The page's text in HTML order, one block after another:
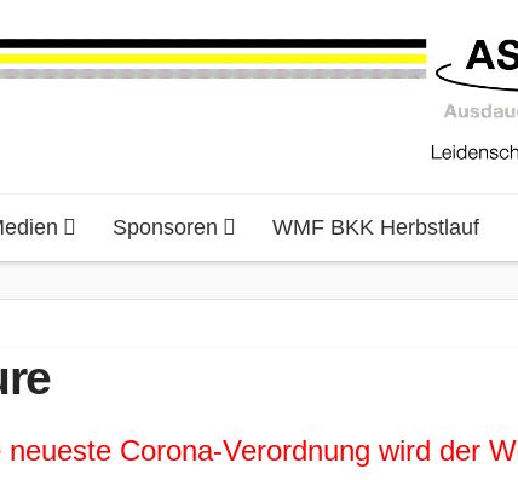
Sponsoren WMF BKK Herbstlauf
Corona-Verordnung wird der